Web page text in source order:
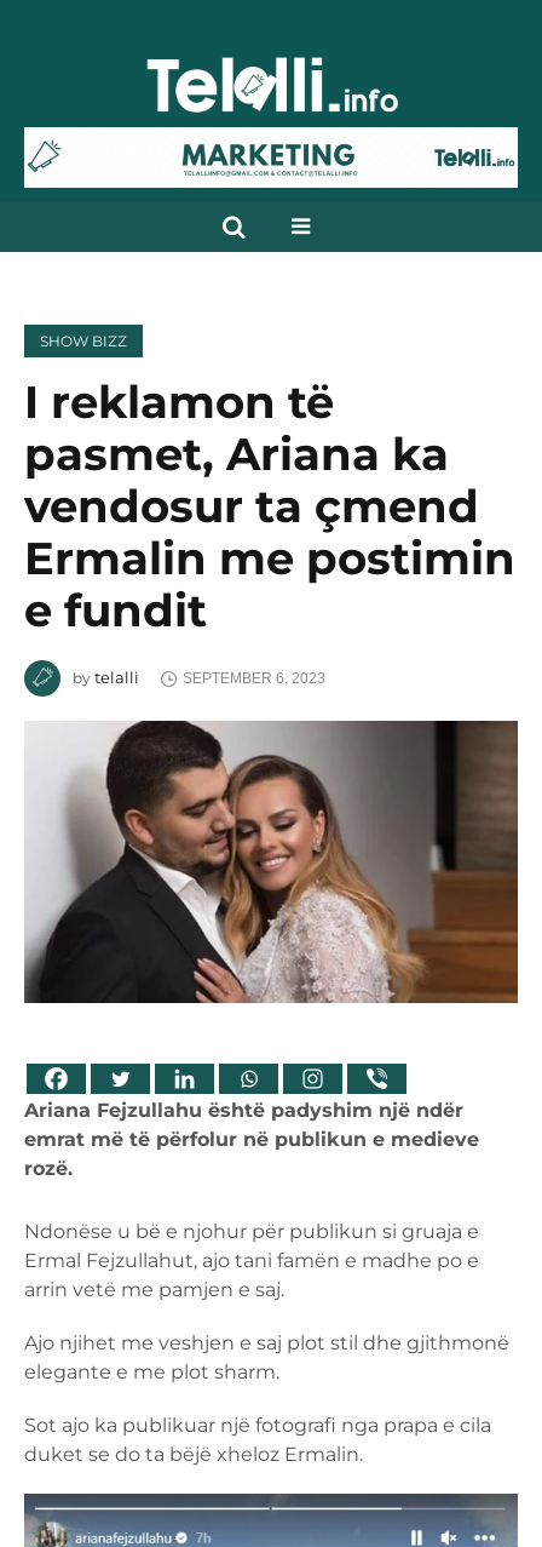
SHOW BIZZ
I reklamon të
pasmet, Ariana ka
vendosur ta çmend
Ermalin me postimin
e fundit
by telalli SEPTEMBER 6, 2023
Ariana Fejzullahu është padyshim një ndër
emrat më të përfolur në publikun e medieve
rozë.
Ndonëse u bë e njohur për publikun si gruaja e
Ermal Fejzullahut, ajo tani famën e madhe po e
arrin vetë me pamjen e saj.
Ajo njihet me veshjen e saj plot stil dhe gjithmonë
elegante e me plot sharm.
Sot ajo ka publikuar një fotografi nga prapa e cila
duket se do ta bëjë xheloz Ermalin.